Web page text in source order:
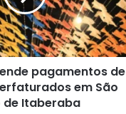
pagamentos de
em São
de Itaberaba